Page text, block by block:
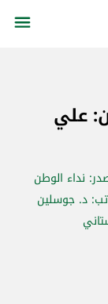
علي
: نداء الوطن
: د. جوسلين